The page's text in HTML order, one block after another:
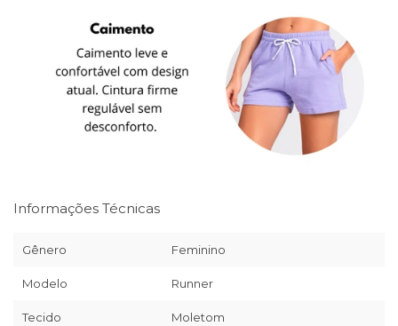
Informações Técnicas
Gênero Feminino
Modelo Runner
Tecido Moletom